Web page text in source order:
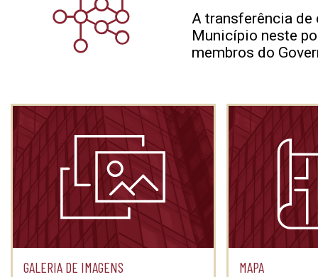
A transferência de
Município neste
membros do
GALERIA DE IMAGENS MAPA